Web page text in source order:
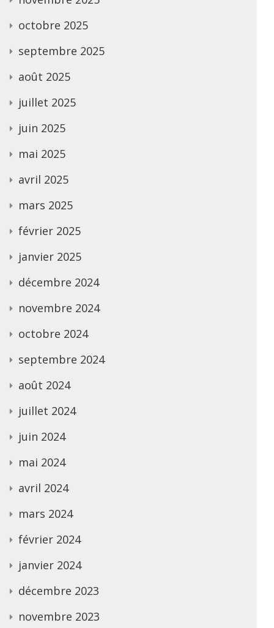
octobre 2025
septembre 2025
août 2025
juillet 2025
juin 2025
mai 2025
avril 2025
mars 2025
février 2025
janvier 2025
décembre 2024
novembre 2024
octobre 2024
septembre 2024
août 2024
juillet 2024
juin 2024
mai 2024
avril 2024
mars 2024
février 2024
janvier 2024
décembre 2023
novembre 2023